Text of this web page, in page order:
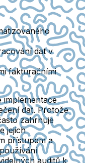
dat v
fakturačními
implementace
dat. Protože
zahrnuje
jejich
přístupem a
auditů k